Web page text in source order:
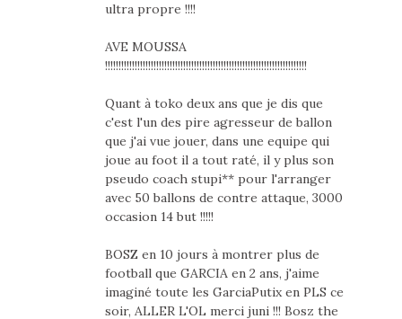
ultra propre !!!!
AVE MOUSSA
!!!!!!!!!!!!!!!!!!!!!!!!!!!!!!!!!!!!!!!!!!!!!!!!!!!!!!!!!!!!!!!!!!!!!!!!!!!
Quant à toko deux ans que je dis que
c'est l'un des pire agresseur de ballon
que j'ai vue jouer, dans une equipe qui
joue au foot il a tout raté, il y plus son
pseudo coach stupi** pour l'arranger
avec 50 ballons de contre attaque, 3000
occasion 14 but !!!!!
BOSZ en 10 jours à montrer plus de
football que GARCIA en 2 ans, j'aime
imaginé toute les GarciaPutix en PLS ce
soir, ALLER L'OL merci juni !!! Bosz the